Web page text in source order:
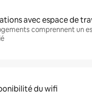
avec espace de
comprennent un
du wifi